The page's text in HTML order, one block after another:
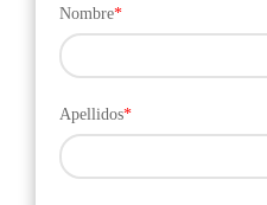
Nombre*
Apellidos*